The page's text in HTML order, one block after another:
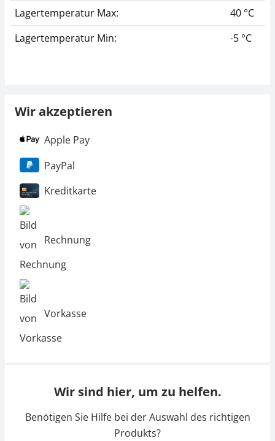
Lagertemperatur Max:
40 °C
Lagertemperatur Min:
-5 °C
Wir akzeptieren
Apple Pay
PayPal
Kreditkarte
Rechnung
Vorkasse
Wir sind hier, um zu helfen.
Benötigen Sie Hilfe bei der Auswahl des richtigen
Produkts?